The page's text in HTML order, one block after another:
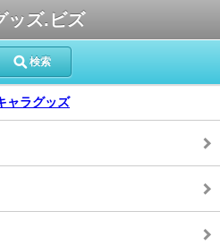
ッズ.ビズ
検索
ャラグッズ